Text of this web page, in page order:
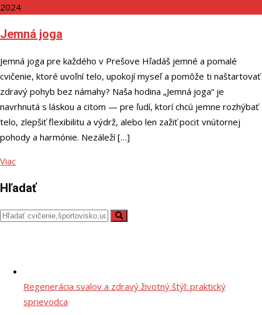
2024
Jemná joga
Jemná joga pre každého v Prešove Hľadáš jemné a pomalé
cvičenie, ktoré uvoľní telo, upokojí myseľ a pomôže ti naštartovať
zdravý pohyb bez námahy? Naša hodina „Jemná joga“ je
navrhnutá s láskou a citom — pre ľudí, ktorí chcú jemne rozhýbať
telo, zlepšiť flexibilitu a výdrž, alebo len zažiť pocit vnútornej
pohody a harmónie. Nezáleží […]
Viac
Hľadať
Regenerácia svalov a zdravý životný štýl: praktický
sprievodca